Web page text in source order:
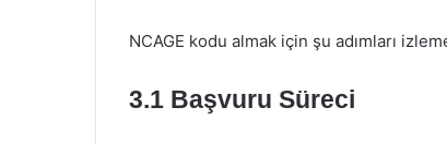
NCAGE kodu almak için şu adımları
3.1 Başvuru Süreci